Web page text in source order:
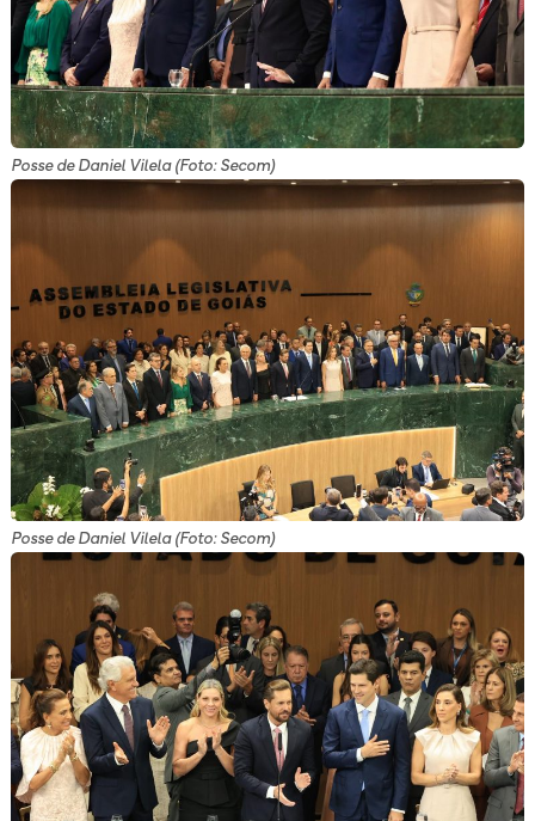
Posse de Daniel Vilela (Foto: Secom)
Posse de Daniel Vilela (Foto: Secom)